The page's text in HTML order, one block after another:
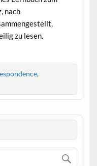
nach
zu lesen.
,